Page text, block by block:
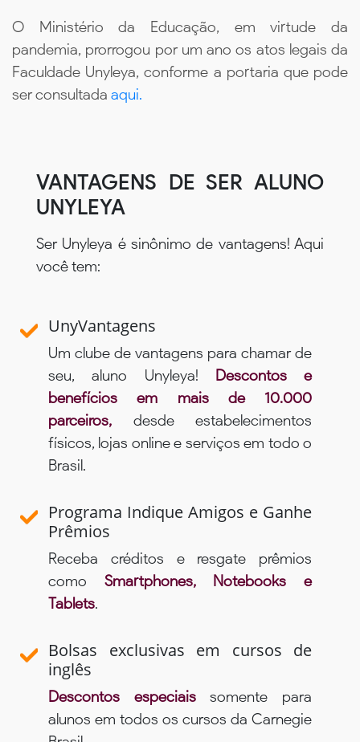
O Ministério da Educação, em virtude da
pandemia, prorrogou por um ano os atos legais da
Faculdade Unyleya, conforme a portaria que pode
ser consultada aqui.
VANTAGENS DE SER ALUNO
UNYLEYA
Ser Unyleya é sinônimo de vantagens! Aqui
você tem:
UnyVantagens
Um clube de vantagens para chamar de
seu, aluno Unyleya! Descontos e
benefícios em mais de 10.000
parceiros, desde estabelecimentos
físicos, lojas online e serviços em todo o
Brasil.
Programa Indique Amigos e Ganhe
Prêmios
Receba créditos e resgate prêmios
como Smartphones, Notebooks e
Tablets.
Bolsas exclusivas em cursos de
inglês
Descontos especiaissomente para
alunos em todos os cursos da Carnegie